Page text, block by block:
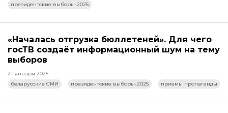
президентские выборы-2025
«Началась отгрузка бюллетеней». Для чего
госТВ создаёт информационный шум на тему
выборов
21 января 2025
беларусские СМИ
президентские выборы-2025 приемы пропаганды